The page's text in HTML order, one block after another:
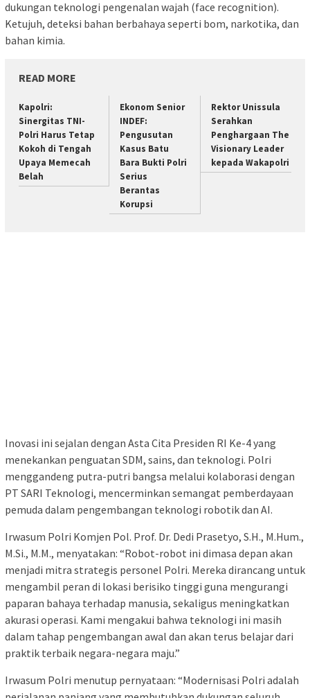
dukungan teknologi pengenalan wajah (face recognition).
Ketujuh, deteksi bahan berbahaya seperti bom, narkotika, dan
bahan kimia.
READ MORE
Kapolri:
Sinergitas TNI-
Polri Harus Tetap
Kokoh di Tengah
Upaya Memecah
Belah
Ekonom Senior
INDEF:
Pengusutan
Kasus Batu
Bara Bukti Polri
Serius
Berantas
Korupsi
Rektor Unissula
Serahkan
Penghargaan The
Visionary Leader
kepada Wakapolri
Inovasi ini sejalan dengan Asta Cita Presiden RI Ke-4 yang
menekankan penguatan SDM, sains, dan teknologi. Polri
menggandeng putra-putri bangsa melalui kolaborasi dengan
PT SARI Teknologi, mencerminkan semangat pemberdayaan
pemuda dalam pengembangan teknologi robotik dan AI.
Irwasum Polri Komjen Pol. Prof. Dr. Dedi Prasetyo, S.H., M.Hum.,
M.Si., M.M., menyatakan: “Robot-robot ini dimasa depan akan
menjadi mitra strategis personel Polri. Mereka dirancang untuk
mengambil peran di lokasi berisiko tinggi guna mengurangi
paparan bahaya terhadap manusia, sekaligus meningkatkan
akurasi operasi. Kami mengakui bahwa teknologi ini masih
dalam tahap pengembangan awal dan akan terus belajar dari
praktik terbaik negara-negara maju.”
Irwasum Polri menutup pernyataan: “Modernisasi Polri adalah